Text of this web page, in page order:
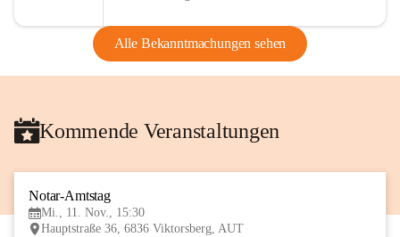
Alle Bekanntmachungen sehen
Kommende Veranstaltungen
Notar-Amtstag
Mi., 11. Nov., 15:30
Hauptstraße 36, 6836 Viktorsberg, AUT